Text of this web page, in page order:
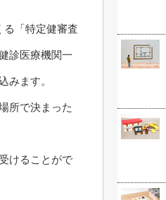
る「特定健審査
診医療機関一
みます。
所で決まった
けることがで